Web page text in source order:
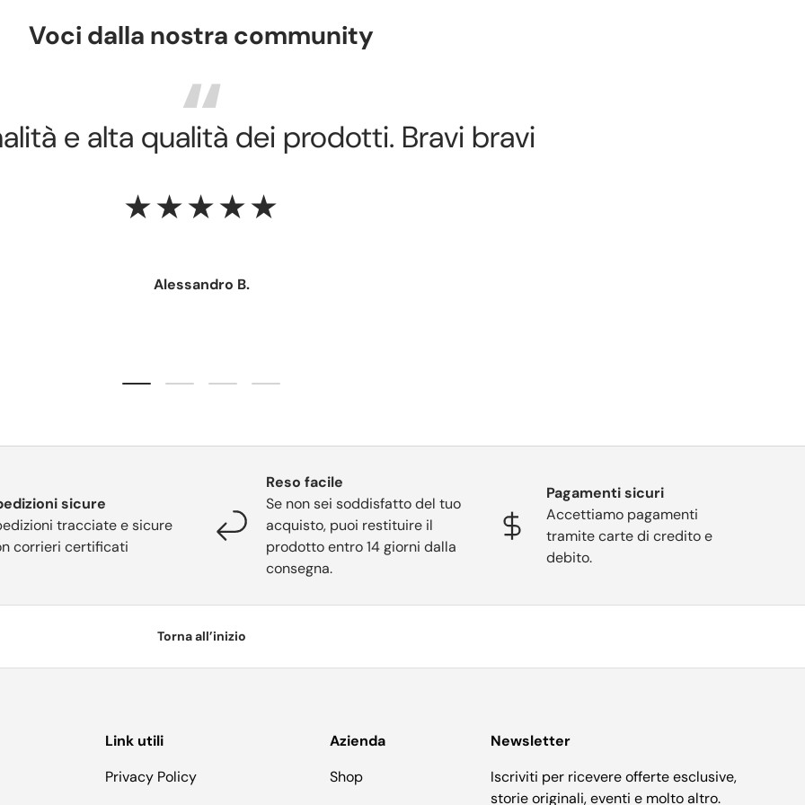
Voci dalla nostra community
e alta qualità dei prodotti. Bravi bravi
★★★★★
Alessandro B.
Carica slide 1 di 4
Carica slide 2 di 4
Carica slide 3 di 4
Carica slide 4 di 4
sicure
tracciate e sicure
corrieri certificati
Reso facile
Se non sei soddisfatto del tuo
acquisto, puoi restituire il
prodotto entro 14 giorni dalla
consegna.
Pagamenti sicuri
Accettiamo pagamenti
tramite carte di credito e
debito.
Torna all’inizio
Link utili
Privacy Policy
Azienda
Shop
Newsletter
Iscriviti per ricevere offerte esclusive,
storie originali, eventi e molto altro.